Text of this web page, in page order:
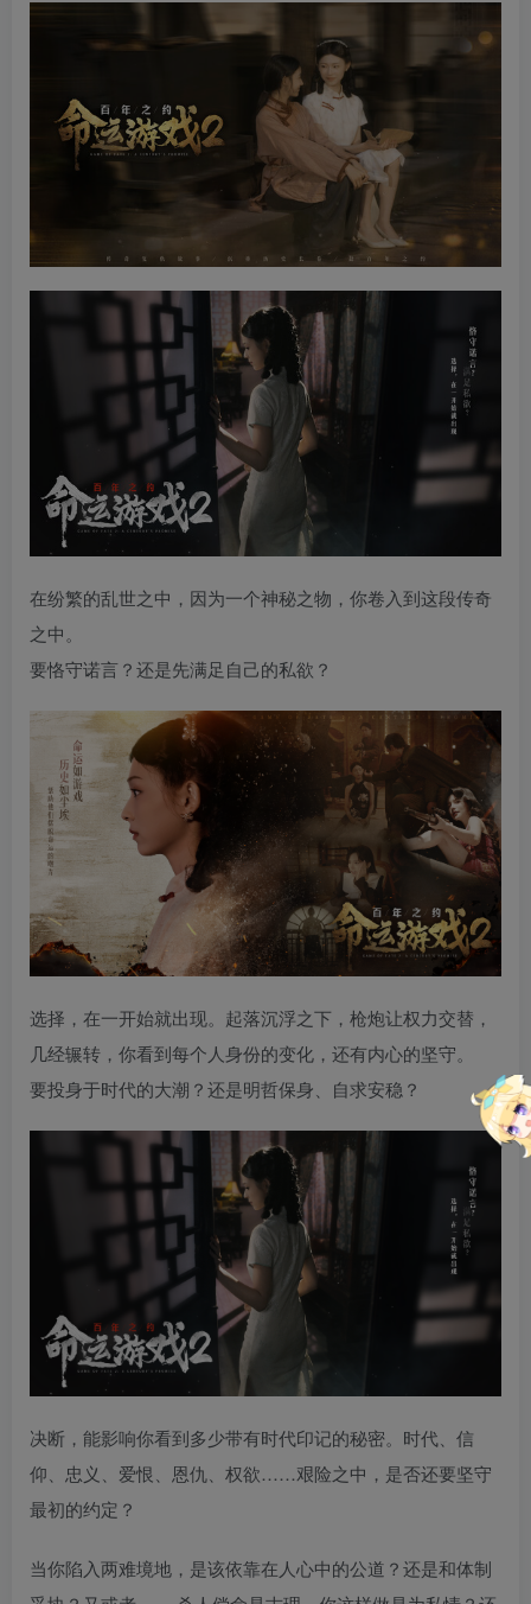
在纷繁的乱世之中，因为一个神秘之物，你卷入到这段传奇
之中。
要恪守诺言？还是先满足自己的私欲？
选择，在一开始就出现。起落沉浮之下，枪炮让权力交替，
几经辗转，你看到每个人身份的变化，还有内心的坚守。
要投身于时代的大潮？还是明哲保身、自求安稳？
决断，能影响你看到多少带有时代印记的秘密。时代、信
仰、忠义、爱恨、恩仇、权欲……艰险之中，是否还要坚守
最初的约定？
当你陷入两难境地，是该依靠在人心中的公道？还是和体制